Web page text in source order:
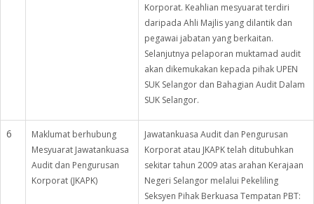
Korporat. Keahlian mesyuarat terdiri
daripada Ahli Majlis yang dilantik dan
pegawai jabatan yang berkaitan.
Selanjutnya pelaporan muktamad audit
akan dikemukakan kepada pihak UPEN
SUK Selangor dan Bahagian Audit Dalam
SUK Selangor.
6
Maklumat berhubung
Mesyuarat Jawatankuasa
Audit dan Pengurusan
Korporat (JKAPK)
Jawatankuasa Audit dan Pengurusan
Korporat atau JKAPK telah ditubuhkan
sekitar tahun 2009 atas arahan Kerajaan
Negeri Selangor melalui Pekeliling
Seksyen Pihak Berkuasa Tempatan PBT: